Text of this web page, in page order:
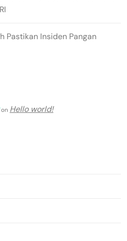
Pastikan Insiden Pangan
on Hello world!